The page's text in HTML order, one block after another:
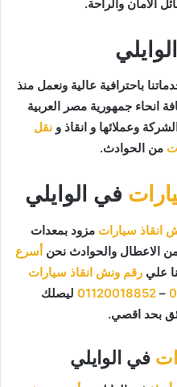
الأمان والراحة.
الوايلي
باحترافية عالية ونعمل منذ
بكافة انحاء جمهورية مصر العربية
وعملائها و انقاذ و نقل
من الحوادث.
في الوايلي
انقاذ سيارات مزود بمعدات
الاعطال والحوادث نحن أسرع
علي رقم ونش انقاذ سيارات
–
01120018852 ليصلك
في الوايلي